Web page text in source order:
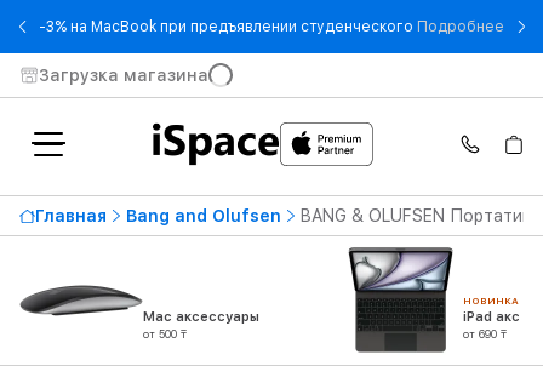
-3% на MacBook при предъявлении студенческого Подробнее - -
Загрузка магазина
Главная Bang and Olufsen BANG & OLUFSEN
Mac аксессуары
от 500 ₸
НОВИНКА
iPad
от 690 ₸